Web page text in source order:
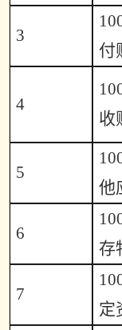
3
付
4
收
5
他
6
存
7
定